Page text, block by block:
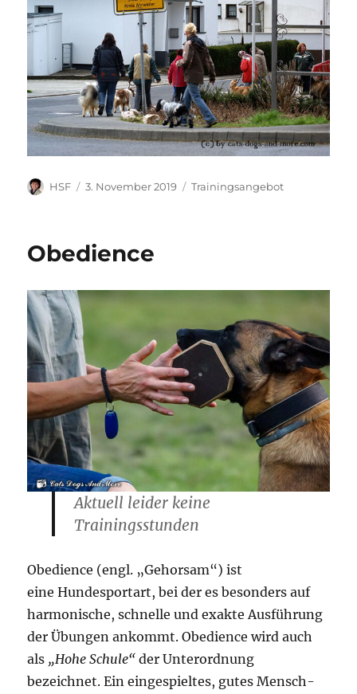
Autor
HSF
Veröffentlicht
3. November 2019 Kategorien
Trainingsangebot
Obedience
Aktuell leider keine
Trainingsstunden
Obedience (engl. „Gehorsam“) ist
eine Hundesportart, bei der es besonders auf
harmonische, schnelle und exakte Ausführung
der Übungen ankommt. Obedience wird auch
als „Hohe Schule“ der Unterordnung
bezeichnet. Ein eingespieltes, gutes Mensch-